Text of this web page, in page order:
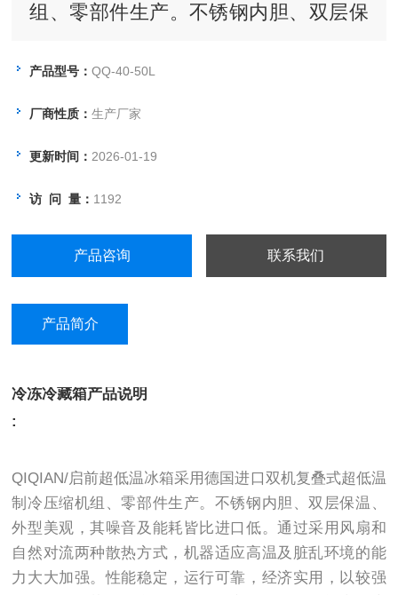
组、零部件生产。不锈钢内胆、双层保
低。通过采用风扇和自然对流两种散热
大大加强。性能稳定，运行可靠，经济
实用，以较强的性价比优势逐渐赢得了
制品、化学试剂、血浆、疫苗、菌种、
生物样本等低温保存。
产品型号：QQ-40-50L
厂商性质：生产厂家
更新时间：2026-01-19
访 问 量： 1192
产品咨询 联系我们
产品简介
冷冻冷藏箱产品说明
:
QIQIAN/启前超低温冰箱采用德国进口双机复叠式超低温
制冷压缩机组、零部件生产。不锈钢内胆、双层保温、
外型美观，其噪音及能耗皆比进口低。通过采用风扇和
自然对流两种散热方式，机器适应高温及脏乱环境的能
力大大加强。性能稳定，运行可靠，经济实用，以较强